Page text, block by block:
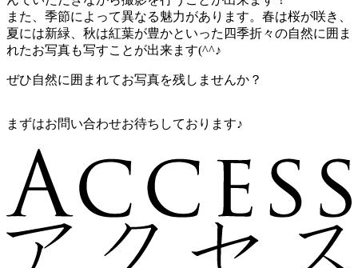
また、季節によって異なる魅力があります。春は桜が咲き、
夏には新緑、秋は紅葉が豊かといった四季折々の自然に囲ま
れたお写真も写すことが出来ます(^^♪
ぜひ自然に囲まれてお写真を残しませんか？
まずはお問い合わせお待ちしております♪